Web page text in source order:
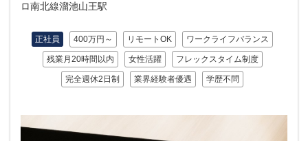
ロ南北線溜池山王駅
正社員 400万円～ リモートOK ワークライフバランス
残業月20時間以内 女性活躍 フレックスタイム制度
完全週休2日制 業界経験者優遇 学歴不問